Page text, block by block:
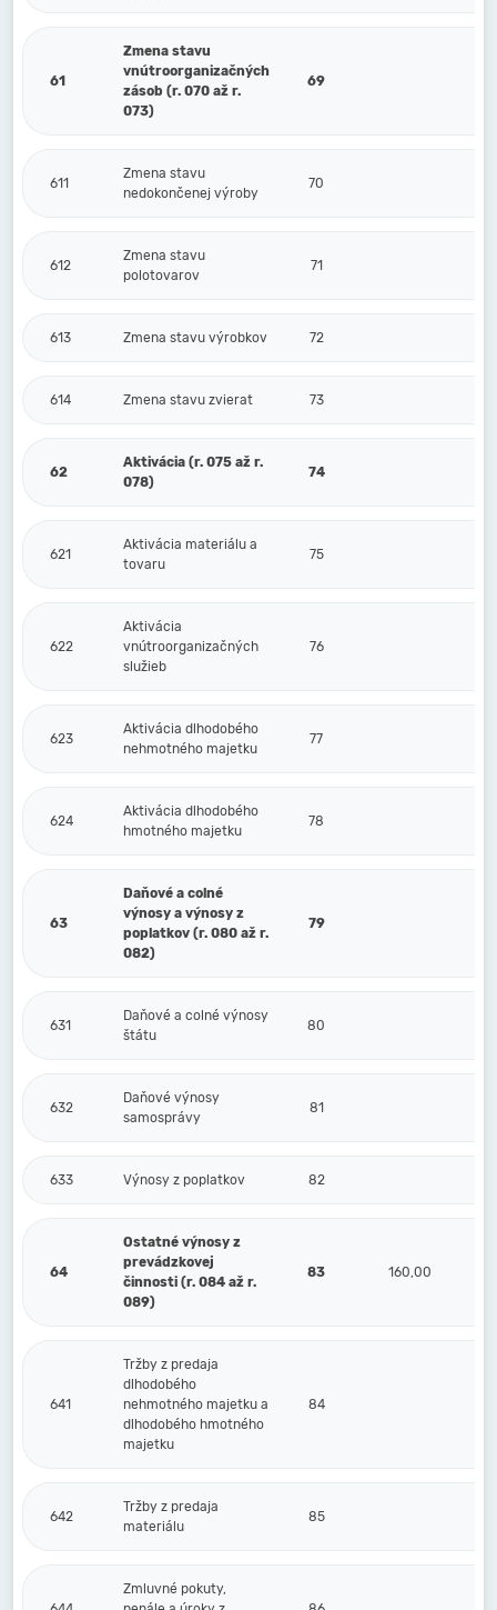
61
Zmena stavu
vnútroorganizačných
zásob (r. 070 až r.
073)
69
611
Zmena stavu
nedokončenej výroby
70
612
Zmena stavu
polotovarov
71
613 Zmena stavu výrobkov 72
614 Zmena stavu zvierat 73
62
Aktivácia (r. 075 až r.
078)
74
621
Aktivácia materiálu a
tovaru
75
622
Aktivácia
vnútroorganizačných
služieb
76
623
Aktivácia dlhodobého
nehmotného majetku
77
624
Aktivácia dlhodobého
hmotného majetku
78
63
Daňové a colné
výnosy a výnosy z
poplatkov (r. 080 až r.
082)
79
631
Daňové a colné výnosy
štátu
80
632
Daňové výnosy
samosprávy
81
633 Výnosy z poplatkov 82
64
Ostatné výnosy z
prevádzkovej
činnosti (r. 084 až r.
089)
83 160,00
641
Tržby z predaja
dlhodobého
nehmotného majetku a
dlhodobého hmotného
majetku
84
642
Tržby z predaja
materiálu
85
Zmluvné pokuty,